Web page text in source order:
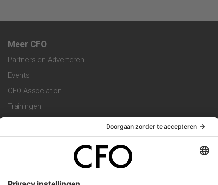
Meer CFO
Partners en Adverteren
Events
CFO Association
Trainingen
Vacatures
Service & Contact